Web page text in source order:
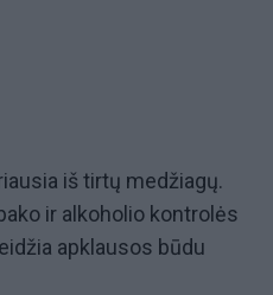
iš tirtų medžiagų.
ir alkoholio kontrolės
apklausos būdu